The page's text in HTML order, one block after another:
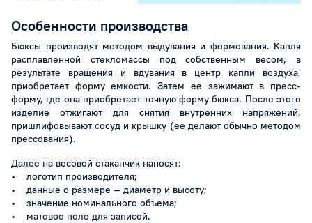
Особенности производства
Бюксы производят методом выдувания и формования. Капля
расплавленной стекломассы под собственным весом, в
результате вращения и вдувания в центр капли воздуха,
приобретает форму емкости. Затем ее зажимают в пресс-
форму, где она приобретает точную форму бюкса. После этого
изделие отжигают для снятия внутренних напряжений,
пришлифовывают сосуд и крышку (ее делают обычно методом
прессования).
Далее на весовой стаканчик наносят:
• логотип производителя;
• данные о размере — диаметр и высоту;
• значение номинального объема;
• матовое поле для записей.